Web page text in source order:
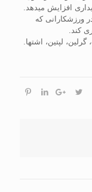
افزایش می­دهد.
ورزشکارانی که
کند.
لپتین، اشتها.